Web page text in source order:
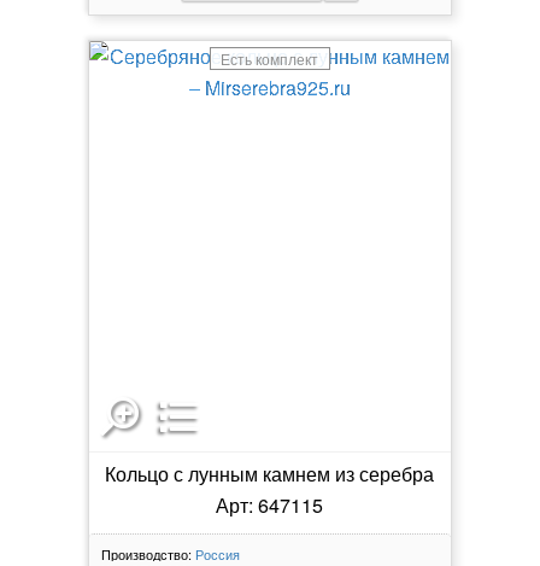
Есть комплект
Кольцо с лунным камнем из серебра
Арт: 647115
Производство: Россия